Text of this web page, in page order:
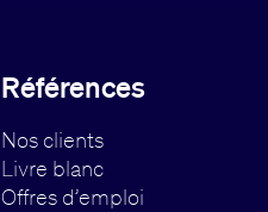
Références
Nos clients
Livre blanc
Offres d’emploi